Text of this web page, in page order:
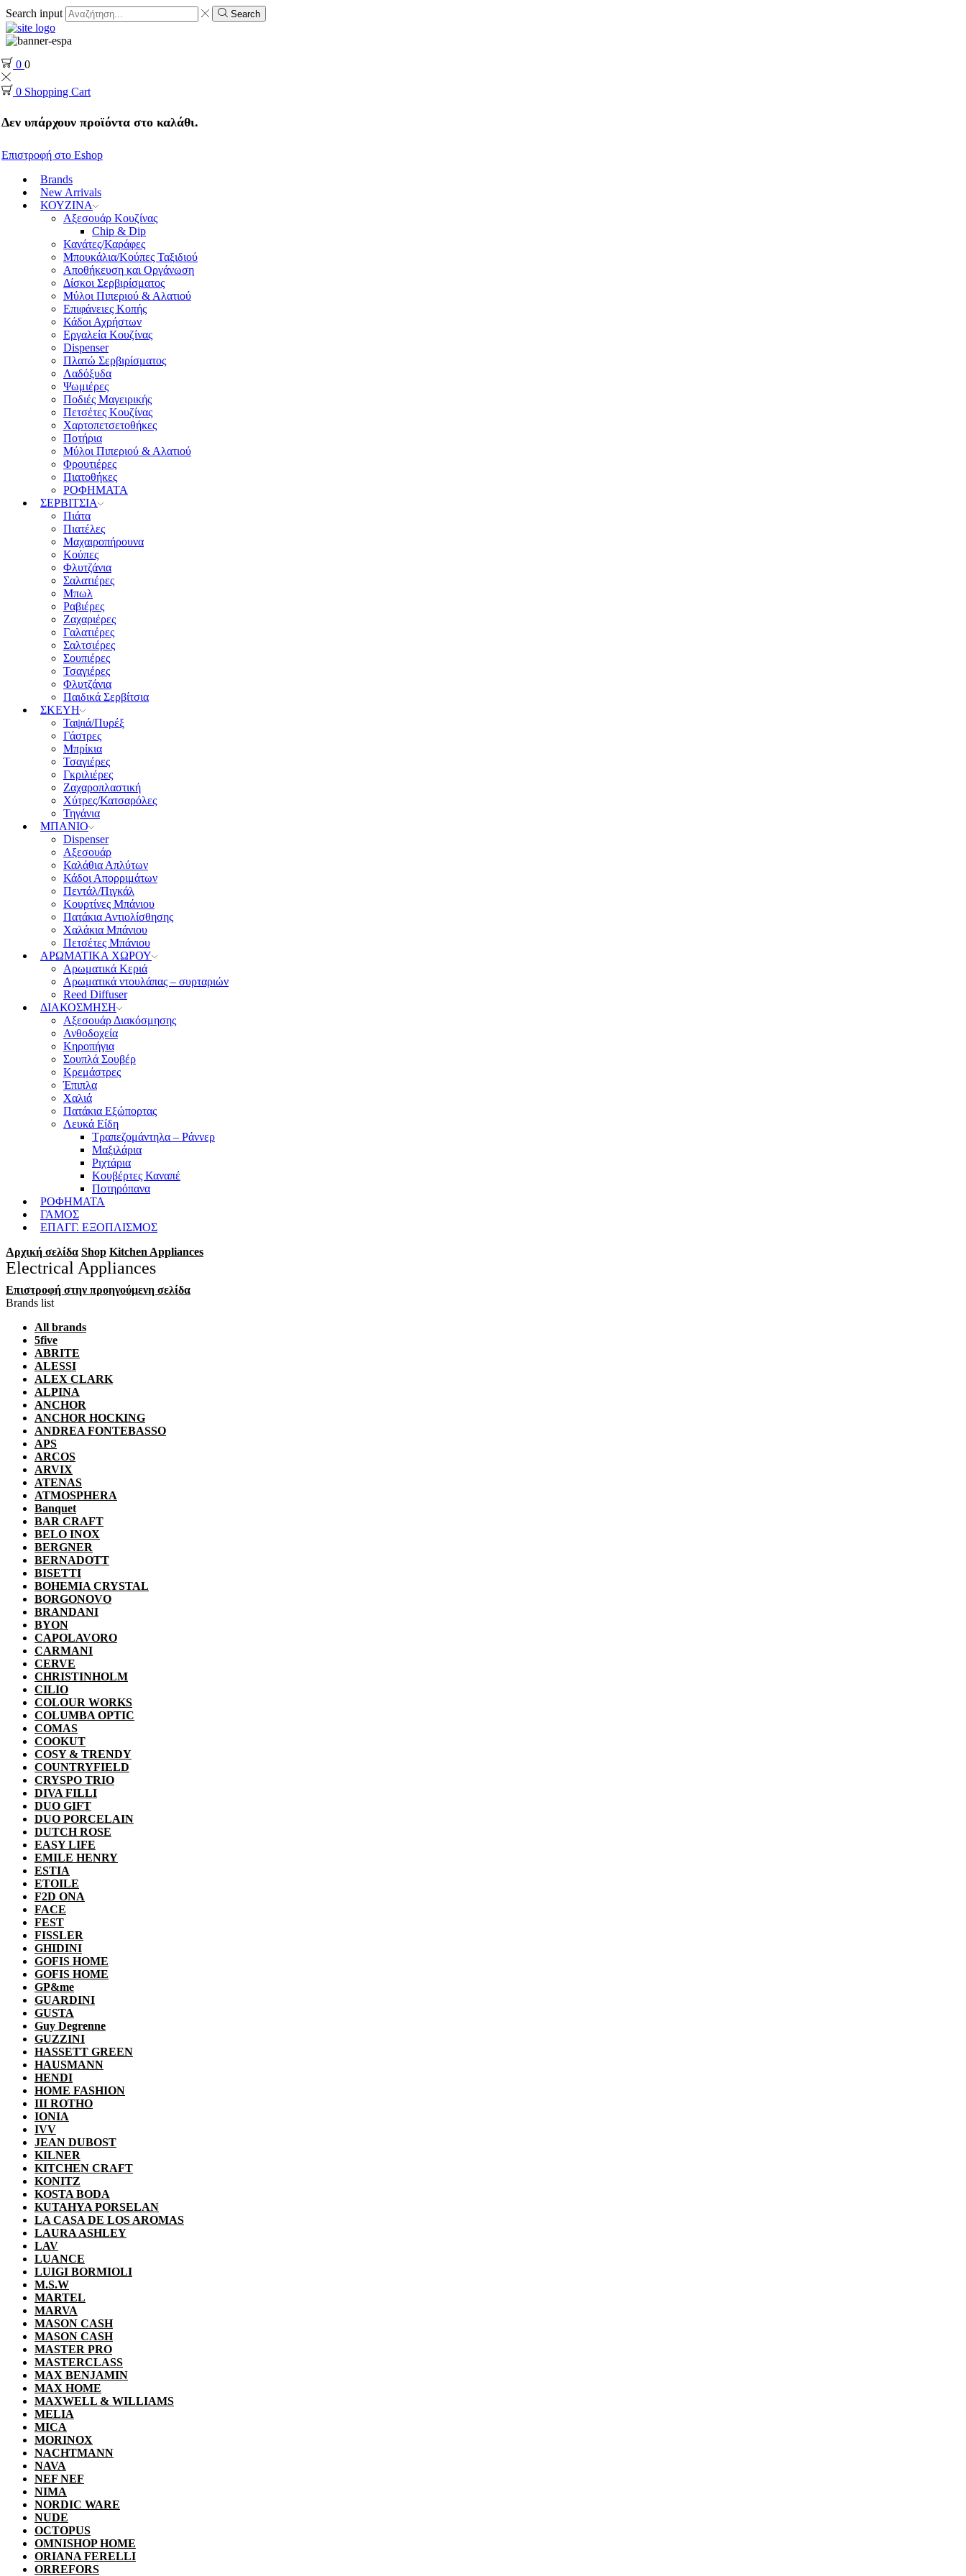
Search input Search
0 0
0 Shopping Cart
Δεν υπάρχουν προϊόντα στο καλάθι.
Επιστροφή στο Eshop
Brands
New Arrivals
ΚΟΥΖΙΝΑ
Αξεσουάρ Κουζίνας
Chip & Dip
Κανάτες/Καράφες
Μπουκάλια/Κούπες Ταξιδιού
Αποθήκευση και Οργάνωση
Δίσκοι Σερβιρίσματος
Μύλοι Πιπεριού & Αλατιού
Επιφάνειες Κοπής
Κάδοι Αχρήστων
Εργαλεία Κουζίνας
Dispenser
Πλατώ Σερβιρίσματος
Λαδόξυδα
Ψωμιέρες
Ποδιές Μαγειρικής
Πετσέτες Κουζίνας
Χαρτοπετσετοθήκες
Ποτήρια
Μύλοι Πιπεριού & Αλατιού
Φρουτιέρες
Πιατοθήκες
ΡΟΦΗΜΑΤΑ
ΣΕΡΒΙΤΣΙΑ
Πιάτα
Πιατέλες
Μαχαιροπήρουνα
Κούπες
Φλυτζάνια
Σαλατιέρες
Μπωλ
Ραβιέρες
Ζαχαριέρες
Γαλατιέρες
Σαλτσιέρες
Σουπιέρες
Τσαγιέρες
Φλυτζάνια
Παιδικά Σερβίτσια
ΣΚΕΥΗ
Ταψιά/Πυρέξ
Γάστρες
Μπρίκια
Τσαγιέρες
Γκριλιέρες
Ζαχαροπλαστική
Χύτρες/Κατσαρόλες
Τηγάνια
ΜΠΑΝΙΟ
Dispenser
Αξεσουάρ
Καλάθια Απλύτων
Κάδοι Απορριμάτων
Πεντάλ/Πιγκάλ
Κουρτίνες Μπάνιου
Πατάκια Αντιολίσθησης
Χαλάκια Μπάνιου
Πετσέτες Μπάνιου
ΑΡΩΜΑΤΙΚΑ ΧΩΡΟΥ
Αρωματικά Κεριά
Αρωματικά ντουλάπας – συρταριών
Reed Diffuser
ΔΙΑΚΟΣΜΗΣΗ
Αξεσουάρ Διακόσμησης
Ανθοδοχεία
Κηροπήγια
Σουπλά Σουβέρ
Κρεμάστρες
Έπιπλα
Χαλιά
Πατάκια Εξώπορτας
Λευκά Είδη
Τραπεζομάντηλα – Ράννερ
Μαξιλάρια
Ριχτάρια
Κουβέρτες Καναπέ
Ποτηρόπανα
ΡΟΦΗΜΑΤΑ
ΓΑΜΟΣ
ΕΠΑΓΓ. ΕΞΟΠΛΙΣΜΟΣ
Αρχική σελίδα Shop Kitchen Appliances
Electrical Appliances
Επιστροφή στην προηγούμενη σελίδα
Brands list
All brands
5five
ABRITE
ALESSI
ALEX CLARK
ALPINA
ANCHOR
ANCHOR HOCKING
ANDREA FONTEBASSO
APS
ARCOS
ARVIX
ATENAS
ATMOSPHERA
Banquet
BAR CRAFT
BELO INOX
BERGNER
BERNADOTT
BISETTI
BOHEMIA CRYSTAL
BORGONOVO
BRANDANI
BYON
CAPOLAVORO
CARMANI
CERVE
CHRISTINHOLM
CILIO
COLOUR WORKS
COLUMBA OPTIC
COMAS
COOKUT
COSY & TRENDY
COUNTRYFIELD
CRYSPO TRIO
DIVA FILLI
DUO GIFT
DUO PORCELAIN
DUTCH ROSE
EASY LIFE
EMILE HENRY
ESTIA
ETOILE
F2D ONA
FACE
FEST
FISSLER
GHIDINI
GOFIS HOME
GOFIS HOME
GP&me
GUARDINI
GUSTA
Guy Degrenne
GUZZINI
HASSETT GREEN
HAUSMANN
HENDI
HOME FASHION
III ROTHO
IONIA
IVV
JEAN DUBOST
KILNER
KITCHEN CRAFT
KONITZ
KOSTA BODA
KUTAHYA PORSELAN
LA CASA DE LOS AROMAS
LAURA ASHLEY
LAV
LUANCE
LUIGI BORMIOLI
M.S.W
MARTEL
MARVA
MASON CASH
MASON CASH
MASTER PRO
MASTERCLASS
MAX BENJAMIN
MAX HOME
MAXWELL & WILLIAMS
MELIA
MICA
MORINOX
NACHTMANN
NAVA
NEF NEF
NIMA
NORDIC WARE
NUDE
OCTOPUS
OMNISHOP HOME
ORIANA FERELLI
ORREFORS